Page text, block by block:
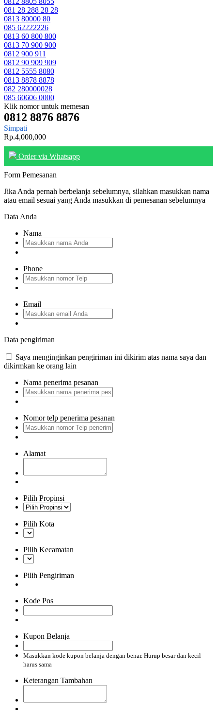
081 28 288 28 28
0813 80000 80
085 62222226
0813 60 800 800
0813 70 900 900
0812 900 911
0812 90 909 909
0812 5555 8080
0813 8878 8878
082 280000028
085 60606 0000
Klik nomor untuk memesan
0812 8876 8876
Simpati
Rp.4,000,000
Order via Whatsapp
Form Pemesanan
Jika Anda pernah berbelanja sebelumnya, silahkan masukkan nama
atau email sesuai yang Anda masukkan di pemesanan sebelumnya
Data Anda
Nama
Phone
Email
Data pengiriman
Saya menginginkan pengiriman ini dikirim atas nama saya dan
dikirmkan ke orang lain
Nama penerima pesanan
Nomor telp penerima pesanan
Alamat
Pilih Propinsi
Pilih Kota
Pilih Kecamatan
Pilih Pengiriman
Kode Pos
Kupon Belanja
Masukkan kode kupon belanja dengan benar. Hurup besar dan kecil
harus sama
Keterangan Tambahan